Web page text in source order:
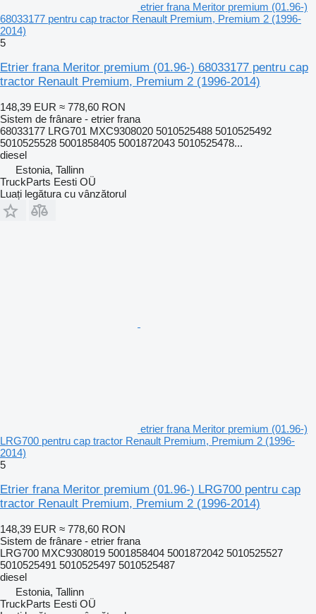
etrier frana Meritor premium (01.96-)
68033177 pentru cap tractor Renault Premium, Premium 2 (1996-
2014)
5
Etrier frana Meritor premium (01.96-) 68033177 pentru cap
tractor Renault Premium, Premium 2 (1996-2014)
148,39 EUR ≈ 778,60 RON
Sistem de frânare - etrier frana
68033177 LRG701 MXC9308020 5010525488 5010525492
5010525528 5001858405 5001872043 5010525478...
diesel
Estonia, Tallinn
TruckParts Eesti OÜ
Luați legătura cu vânzătorul
etrier frana Meritor premium (01.96-)
LRG700 pentru cap tractor Renault Premium, Premium 2 (1996-
2014)
5
Etrier frana Meritor premium (01.96-) LRG700 pentru cap
tractor Renault Premium, Premium 2 (1996-2014)
148,39 EUR ≈ 778,60 RON
Sistem de frânare - etrier frana
LRG700 MXC9308019 5001858404 5001872042 5010525527
5010525491 5010525497 5010525487
diesel
Estonia, Tallinn
TruckParts Eesti OÜ